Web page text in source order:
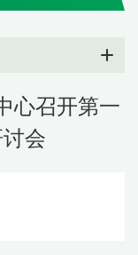
心召开第一
会